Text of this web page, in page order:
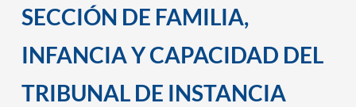
SECCIÓN DE FAMILIA,
INFANCIA Y CAPACIDAD DEL
TRIBUNAL DE INSTANCIA